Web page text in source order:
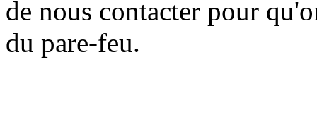
de nous contacter pour
du pare-feu.